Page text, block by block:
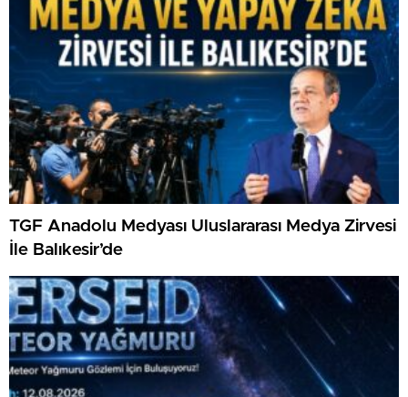
TGF Anadolu Medyası Uluslararası Medya Zirvesi
İle Balıkesir’de